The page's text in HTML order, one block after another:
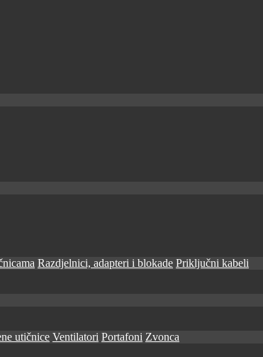
Razdjelnici, adapteri i blokade Priključni kabeli
utičnice Ventilatori Portafoni Zvonca